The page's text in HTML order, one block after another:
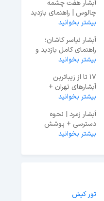
آبشار هفت چشمه
چالوس | راهنمای بازدید
+ آدرس و عکس
بیشتر بخوانید
آبشار نیاسر کاشان؛
راهنمای کامل بازدید و
مسیر دسترسی
بیشتر بخوانید
17 تا از زیباترین
آبشارهای تهران +
تصاویر
بیشتر بخوانید
آبشار زمرد | نحوه
دسترسی + پوشش
گیاهی و اقامت + عکس
بیشتر بخوانید
تور کیش